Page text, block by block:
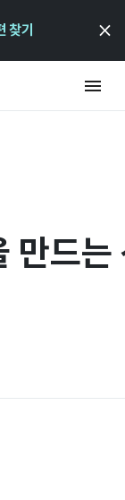
찾기
만드는